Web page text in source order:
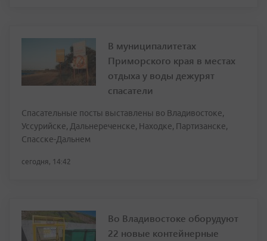
В муниципалитетах
Приморского края в местах
отдыха у воды дежурят
спасатели
Спасательные посты выставлены во Владивостоке,
Уссурийске, Дальнереченске, Находке, Партизанске,
Спасске-Дальнем
сегодня, 14:42
Во Владивостоке оборудуют
22 новые контейнерные